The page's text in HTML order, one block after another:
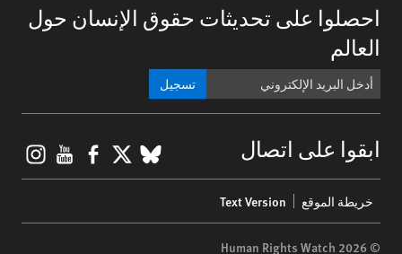
احصلوا على تحديثات حقوق الإنسان حول
العالم
تسجيل
ابقوا على اتصال BlueSky
X
menu
خريطة الموقع Text Version
© 2026 Human Rights Watch